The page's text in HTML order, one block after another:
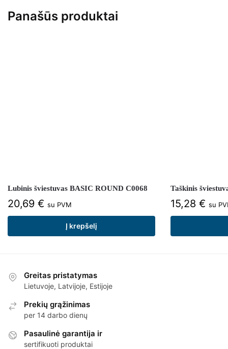
Panašūs produktai
Lubinis šviestuvas BASIC ROUND C0068
20,69 € su PVM
Į krepšelį
Taškinis
15,28 € su
Greitas pristatymas
Lietuvoje, Latvijoje, Estijoje
Prekių grąžinimas
per 14 darbo dienų
Pasaulinė garantija ir
sertifikuoti produktai